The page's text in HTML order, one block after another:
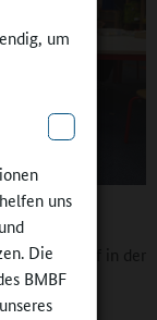
um
uns
Die
BMBF
in der
auf eine